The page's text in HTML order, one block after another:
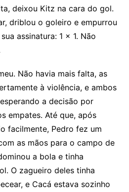
deixou Kitz na cara do gol.
driblou o goleiro e empurrou
assinatura: 1 x 1. Não
Não havia mais falta, as
à violência, e ambos
a decisão por
empates. Até que, após
facilmente, Pedro fez um
as mãos para o campo de
a bola e tinha
O zagueiro deles tinha
e Cacá estava sozinho